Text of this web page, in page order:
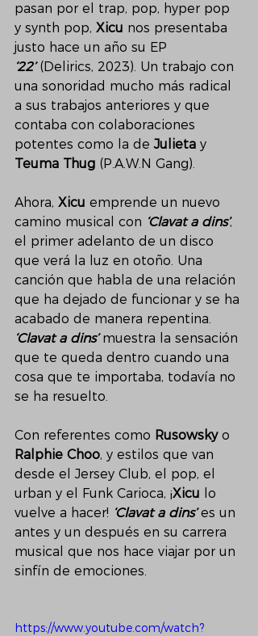
pasan por el trap, pop, hyper pop
y synth pop, Xicu nos presentaba
justo hace un año su EP
‘22’ (Delirics, 2023). Un trabajo con
una sonoridad mucho más radical
a sus trabajos anteriores y que
contaba con colaboraciones
potentes como la de Julieta y
Teuma Thug (P.A.W.N Gang).
Ahora, Xicu emprende un nuevo
camino musical con ‘Clavat a dins’,
el primer adelanto de un disco
que verá la luz en otoño. Una
canción que habla de una relación
que ha dejado de funcionar y se ha
acabado de manera repentina.
‘Clavat a dins’ muestra la sensación
que te queda dentro cuando una
cosa que te importaba, todavía no
se ha resuelto.
Con referentes como Rusowsky o
Ralphie Choo, y estilos que van
desde el Jersey Club, el pop, el
urban y el Funk Carioca, ¡Xicu lo
vuelve a hacer! ‘Clavat a dins’ es un
antes y un después en su carrera
musical que nos hace viajar por un
sinfín de emociones.
https://www.youtube.com/watch?